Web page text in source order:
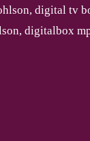
digital tv
digitalbox